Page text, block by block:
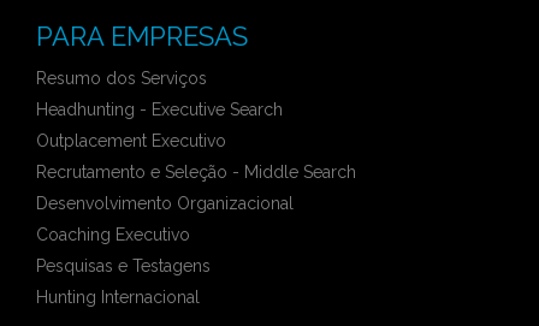
PARA EMPRESAS
Resumo dos Serviços
Headhunting - Executive Search
Outplacement Executivo
Recrutamento e Seleção - Middle Search
Desenvolvimento Organizacional
Coaching Executivo
Pesquisas e Testagens
Hunting Internacional